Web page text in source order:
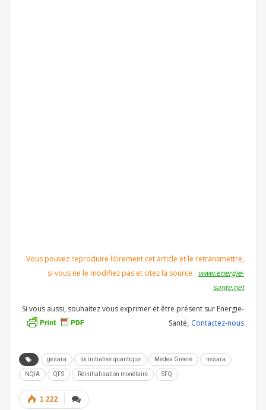
Vous pouvez reproduire librement cet article et le retransmettre,
si vous ne le modifiez pas et citez la source : www.energie-
sante.net
Si vous aussi, souhaitez vous exprimer et être présent sur Energie-
Santé, Contactez-nous
gesara loi initiative quantique Medea Greere nesara
NQIA QFS Réinitialisation monétaire SFQ
1 222